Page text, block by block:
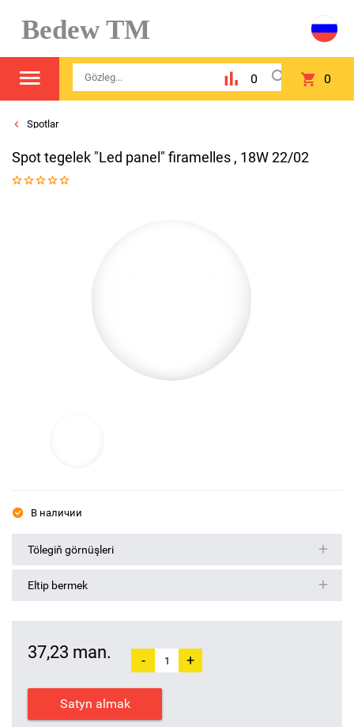
Bedew TM
0 0
Spotlar
Spot tegelek "Led panel" firamelles , 18W 22/02
В наличии
Tölegiň görnüşleri
Eltip bermek
37,23 man. - +
Satyn almak